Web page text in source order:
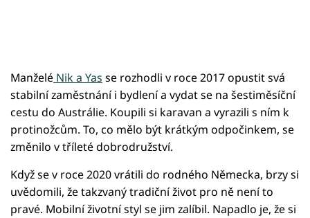
Manželé Nik a Yas se rozhodli v roce 2017 opustit svá
stabilní zaměstnání i bydlení a vydat se na šestiměsíční
cestu do Austrálie. Koupili si karavan a vyrazili s ním k
protinožcům. To, co mělo být krátkým odpočinkem, se
změnilo v tříleté dobrodružství.
Když se v roce 2020 vrátili do rodného Německa, brzy si
uvědomili, že takzvaný tradiční život pro ně není to
pravé. Mobilní životní styl se jim zalíbil. Napadlo je, že si